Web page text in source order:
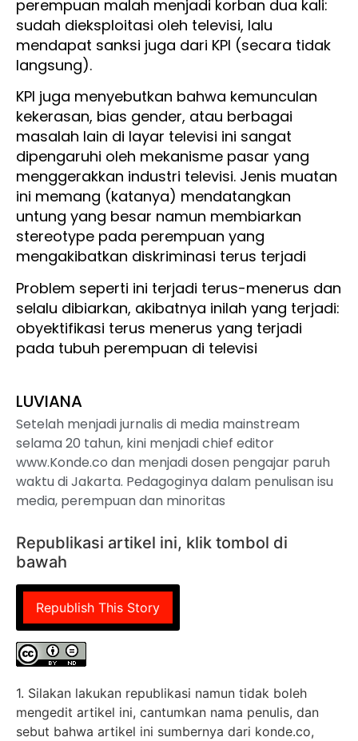
perempuan malah menjadi korban dua kali:
sudah dieksploitasi oleh televisi, lalu
mendapat sanksi juga dari KPI (secara tidak
langsung).
KPI juga menyebutkan bahwa kemunculan
kekerasan, bias gender, atau berbagai
masalah lain di layar televisi ini sangat
dipengaruhi oleh mekanisme pasar yang
menggerakkan industri televisi. Jenis muatan
ini memang (katanya) mendatangkan
untung yang besar namun membiarkan
stereotype pada perempuan yang
mengakibatkan diskriminasi terus terjadi
Problem seperti ini terjadi terus-menerus dan
selalu dibiarkan, akibatnya inilah yang terjadi:
obyektifikasi terus menerus yang terjadi
pada tubuh perempuan di televisi
LUVIANA
Setelah menjadi jurnalis di media mainstream
selama 20 tahun, kini menjadi chief editor
www.Konde.co dan menjadi dosen pengajar paruh
waktu di Jakarta. Pedagoginya dalam penulisan isu
media, perempuan dan minoritas
Republikasi artikel ini, klik tombol di
bawah
Republish This Story
1. Silakan lakukan republikasi namun tidak boleh
mengedit artikel ini, cantumkan nama penulis, dan
sebut bahwa artikel ini sumbernya dari konde.co,